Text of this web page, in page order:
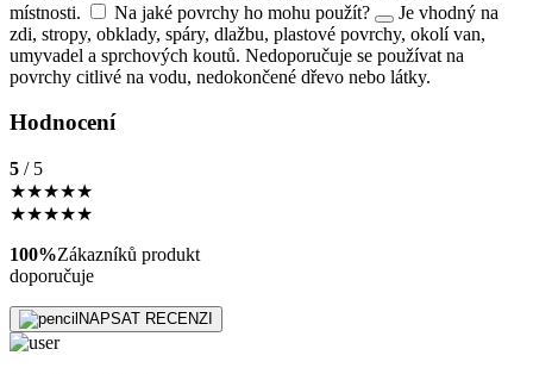
místnosti.
Na jaké povrchy ho mohu použít?
Je vhodný na
zdi, stropy, obklady, spáry, dlažbu, plastové povrchy, okolí van,
umyvadel a sprchových koutů. Nedoporučuje se používat na
povrchy citlivé na vodu, nedokončené dřevo nebo látky.
Hodnocení
5 / 5
★★★★★
★★★★★
100%Zákazníků produkt
doporučuje
NAPSAT RECENZI